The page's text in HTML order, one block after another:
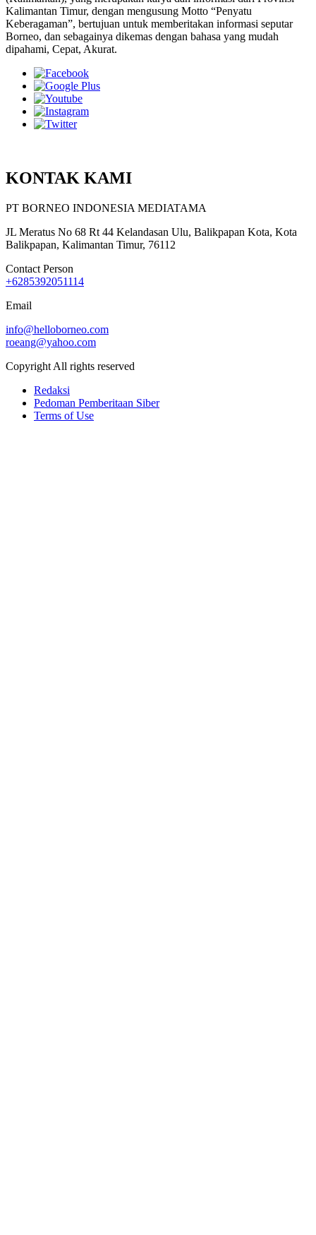
Kalimantan Timur, dengan mengusung Motto “Penyatu
Keberagaman”, bertujuan untuk memberitakan informasi seputar
Borneo, dan sebagainya dikemas dengan bahasa yang mudah
dipahami, Cepat, Akurat.
KONTAK KAMI
PT BORNEO INDONESIA MEDIATAMA
JL Meratus No 68 Rt 44 Kelandasan Ulu, Balikpapan Kota, Kota
Balikpapan, Kalimantan Timur, 76112
Contact Person
+6285392051114
Email
info@helloborneo.com
roeang@yahoo.com
Copyright All rights reserved
Redaksi
Pedoman Pemberitaan Siber
Terms of Use